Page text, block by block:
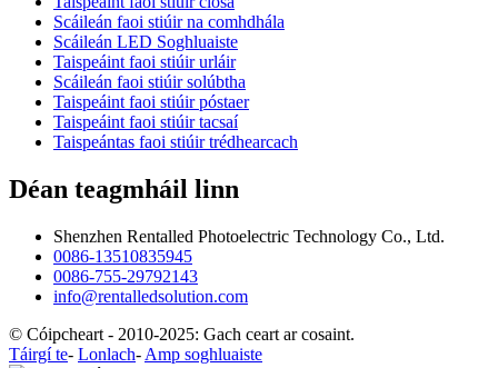
Scáileán faoi stiúir na comhdhála
Scáileán LED Soghluaiste
Taispeáint faoi stiúir urláir
Scáileán faoi stiúir solúbtha
Taispeáint faoi stiúir póstaer
Taispeáint faoi stiúir tacsaí
Taispeántas faoi stiúir trédhearcach
Déan teagmháil linn
Shenzhen Rentalled Photoelectric Technology Co., Ltd.
0086-13510835945
0086-755-29792143
info@rentalledsolution.com
© Cóipcheart - 2010-2025: Gach ceart ar cosaint.
Táirgí te- Lonlach- Amp soghluaiste